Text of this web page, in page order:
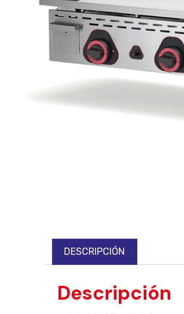
DESCRIPCIÓN
Descripción